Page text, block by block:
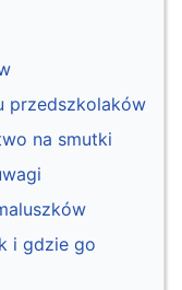
przedszkolaków
na smutki
i gdzie go